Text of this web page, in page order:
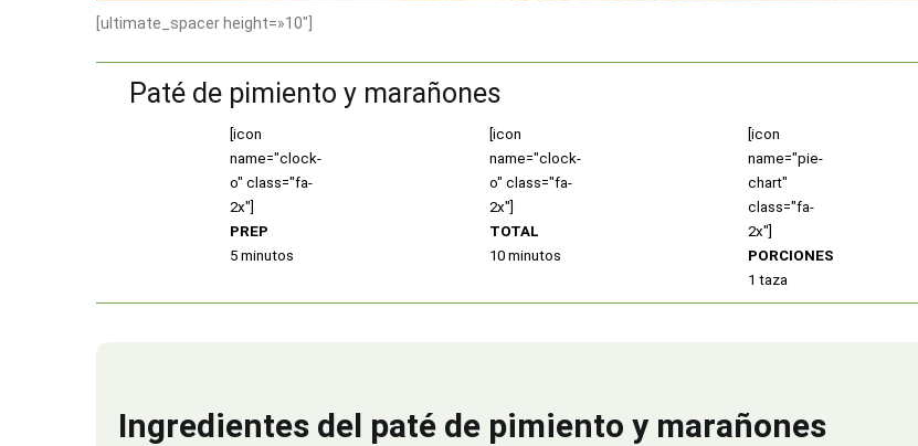
[ultimate_spacer height=»10″]
Paté de pimiento y marañones
[icon
name="clock-
o" class="fa-
2x"]
PREP
5 minutos
[icon
name="clock-
o" class="fa-
2x"]
TOTAL
10 minutos
[icon
name="pie-
chart"
class="fa-
2x"]
PORCIONES
1 taza
Ingredientes del paté de pimiento y marañones